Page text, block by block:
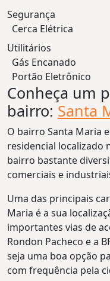
Segurança
Cerca Elétrica
Utilitários
Gás Encanado
Portão Eletrônico
Conheça um
bairro: Santa
O bairro Santa Maria
residencial localizado
bairro bastante
comerciais e
Uma das principais
Maria é a sua
importantes vias de
Rondon Pacheco e a
seja uma boa opção
com frequência pela